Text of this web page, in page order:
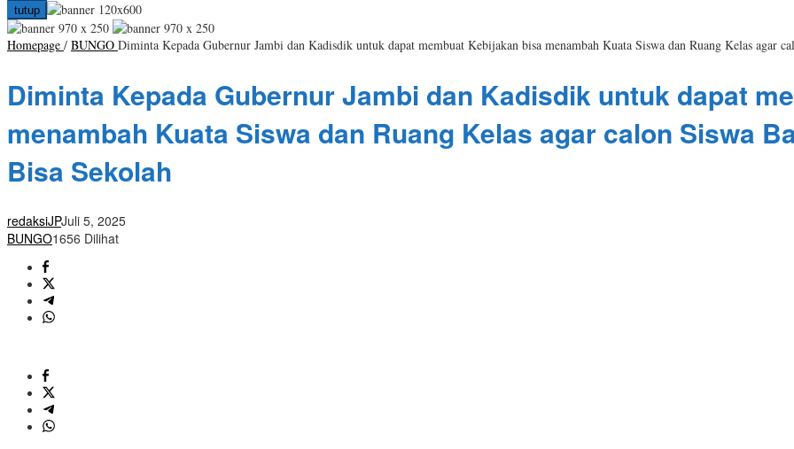
tutup
Homepage / BUNGO Diminta Kepada Gubernur Jambi dan Kadisdik untuk dapat membuat Kebijakan bisa menambah Kuata Siswa dan Ruang Kelas agar
Diminta Kepada Gubernur Jambi dan Kadisdik untuk dapat
menambah Kuata Siswa dan Ruang Kelas agar calon Siswa
Bisa Sekolah
redaksiJPJuli 5, 2025
BUNGO1656 Dilihat